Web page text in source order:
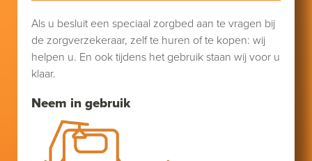
Neem in gebruik
Als u besluit een speciaal zorgbed aan te vragen bij
de zorgverzekeraar, zelf te huren of te kopen: wij
helpen u. En ook tijdens het gebruik staan wij voor u
klaar.